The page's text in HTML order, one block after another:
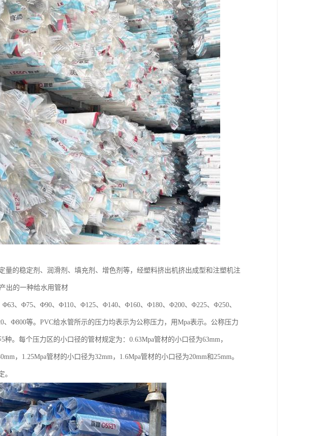
量的稳定剂、润滑剂、填充剂、增色剂等，经塑料挤出机挤出成型和注塑机注
出的一种给水用管材
、Φ75、Φ90、Φ110、Φ125、Φ140、Φ160、Φ180、Φ200、Φ225、Φ250、
Φ800等。PVC给水管所示的压力均表示为公称压力，用Mpa表示。公称压力
种。每个压力区的小口径的管材规定为：0.63Mpa管材的小口径为63mm，
，1.25Mpa管材的小口径为32mm，1.6Mpa管材的小口径为20mm和25mm。
。